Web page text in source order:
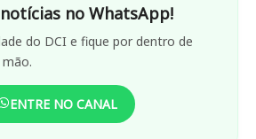
notícias no WhatsApp!
do DCI e fique por dentro de
ENTRE NO CANAL